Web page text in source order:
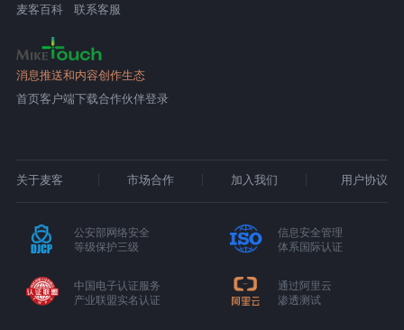
麦客百科
联系客服
消息推送和内容创作生态
首页客户端下载合作伙伴登录
关于麦客 市场合作 加入我们 用户协议
公安部网络安全
等级保护三级
信息安全管理
体系国际认证
中国电子认证服务
产业联盟实名认证
通过阿里云
渗透测试